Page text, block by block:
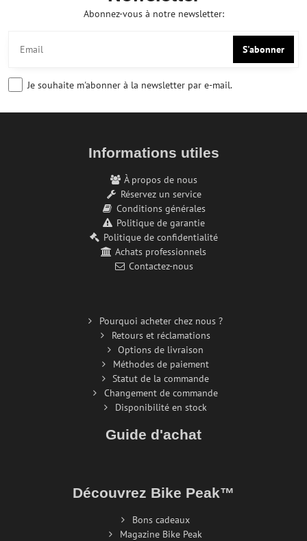
Abonnez-vous à notre newsletter:
S'abonner
Je souhaite m'abonner à la newsletter par e-mail.
Informations utiles
À propos de nous
Réservez un service
Conditions générales
Politique de garantie
Politique de confidentialité
Achats professionnels
Contactez-nous
Pourquoi acheter chez nous ?
Retours et réclamations
Options de livraison
Méthodes de paiement
Statut de la commande
Changement de commande
Disponibilité en stock
Guide d'achat
Découvrez Bike Peak™
Bons cadeaux
Magazine Bike Peak